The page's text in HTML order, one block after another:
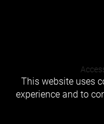
This website uses
experience and to